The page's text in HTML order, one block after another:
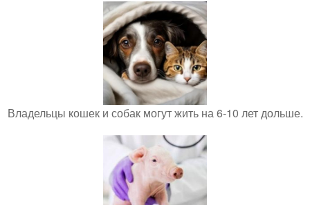
Владельцы кошек и собак могут жить на 6-10 лет дольше.